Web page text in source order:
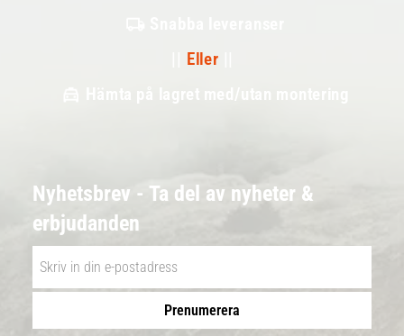
Eller
Hämta på lagret med/utan montering
Nyhetsbrev - Ta del av nyheter &
erbjudanden
Prenumerera